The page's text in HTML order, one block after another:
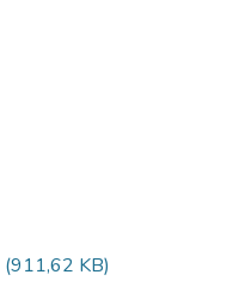
(911,62 KB)